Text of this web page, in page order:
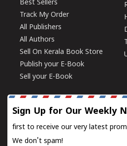
Best Sellers
Track My Order
All Publishers
All Authors
Sell On Kerala Book Store
Publish your E-Book
Sell your E-Book
Sign Up for Our Weekly
first to receive our very latest
We don't spam!